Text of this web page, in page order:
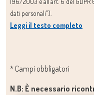
dati personali").
Leggi il testo completo
* Campi obbligatori
N.B: È necessario